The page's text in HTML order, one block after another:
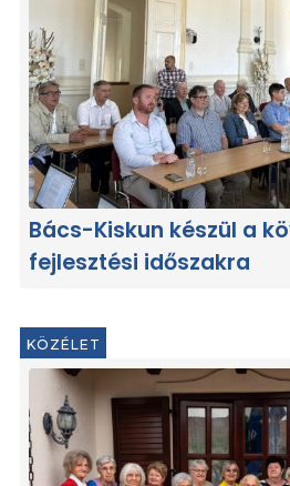
Bács-Kiskun készül a
fejlesztési időszakra
KÖZÉLET